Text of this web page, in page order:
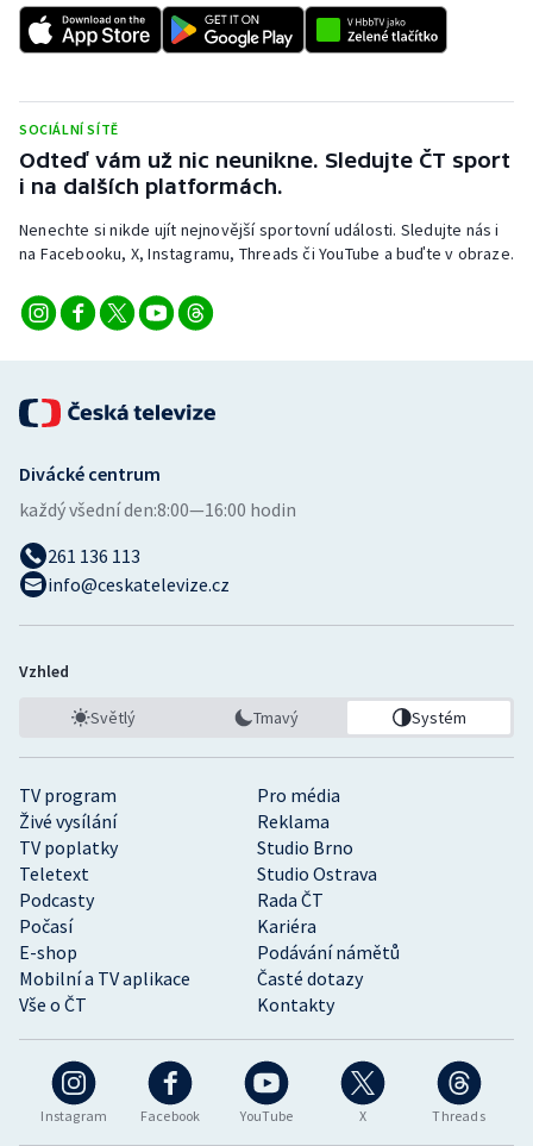
Sportovní střelba
Stolní tenis
Triatlon
Vodní slalom
Volejbal
SOCIÁLNÍ SÍTĚ
Odteď vám už nic neunikne. Sledujte ČT sport
i na dalších platformách.
Nenechte si nikde ujít nejnovější sportovní události. Sledujte nás i
na Facebooku, X, Instagramu, Threads či YouTube a buďte v obraze.
Instagram Facebook YouTube X Threads
TV program
Pro média
Živé vysílání
Reklama
TV poplatky
Studio Brno
Teletext
Studio Ostrava
Podcasty
Rada ČT
Počasí
Kariéra
E-shop
Podávání námětů
Mobilní a TV aplikace
Časté dotazy
Vše o ČT
Kontakty
Divácké centrum
každý všední den:8:00—16:00 hodin
261 136 113
info@ceskatelevize.cz
Vzhled
Světlý Tmavý Systém